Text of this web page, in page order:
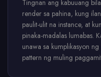
Tingnan ang kabuuang
render sa pahina, kung
paulit-ulit na instance, at
pinaka-madalas lumabas.
unawa sa kumplikasyon
pattern ng muling